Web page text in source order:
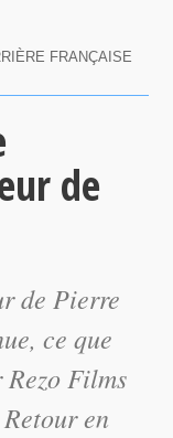
FRANÇAISE
de
de Pierre
ce que
Films
en